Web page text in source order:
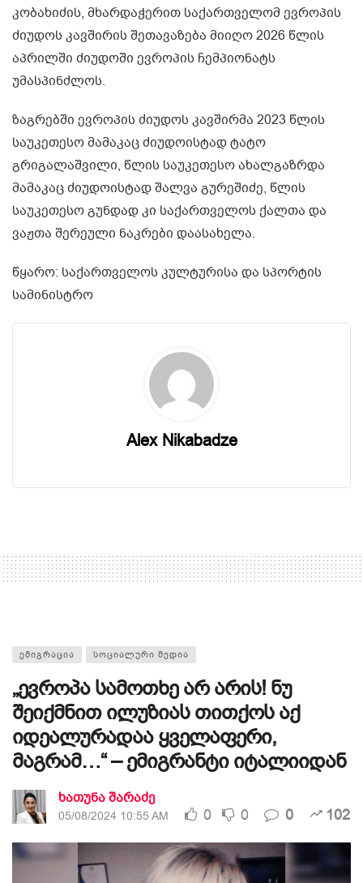
კობახიძის, მხარდაჭერით საქართველომ ევროპის
ძიუდოს კავშირის შეთავაზება მიიღო 2026 წლის
აპრილში ძიუდოში ევროპის ჩემპიონატს
უმასპინძლოს.
ზაგრებში ევროპის ძიუდოს კავშირმა 2023 წლის
საუკეთესო მამაკაც ძიუდოისტად ტატო
გრიგალაშვილი, წლის საუკეთესო ახალგაზრდა
მამაკაც ძიუდოისტად შალვა გურეშიძე, წლის
საუკეთესო გუნდად კი საქართველოს ქალთა და
ვაჟთა შერეული ნაკრები დაასახელა.
წყარო: საქართველოს კულტურისა და სპორტის
სამინისტრო
Alex Nikabadze
ᲔᲛᲘᲒᲠᲐᲪᲘᲐ ᲡᲝᲪᲘᲐᲚᲣᲠᲘ ᲛᲔᲓᲘᲐ
„ევროპა სამოთხე არ არის! ნუ
შეიქმნით ილუზიას თითქოს აქ
იდეალურადაა ყველაფერი,
მაგრამ…“ – ემიგრანტი იტალიიდან
ხათუნა შარაძე
05/08/2024 10:55 AM 0 0 0 102